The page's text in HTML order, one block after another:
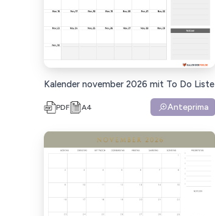
Kalender november 2026 mit To Do Liste
PDF A4 Anteprima